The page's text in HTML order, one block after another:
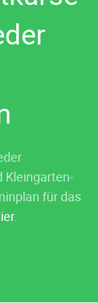
Kleingarten-
für das
.